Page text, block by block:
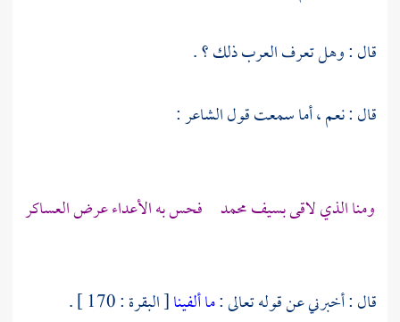
قال : وهل تعرف العرب ذلك ؟ .
قال : نعم ، أما سمعت قول الشاعر :
ومنا الذي لاقى بسيفمحمد فحس به الأعداء عرض العساكر
قال : أخبرني عن قوله تعالى :ما ألفينا[ البقرة : 170 ] .